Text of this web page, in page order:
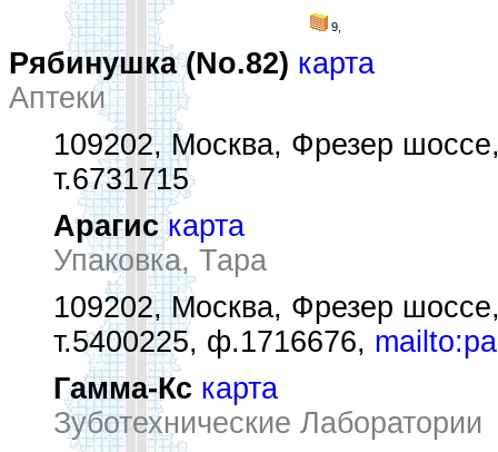
9,
Рябинушка (No.82) карта
Аптеки
109202, Москва, Фрезер
т.6731715
Арагис карта
Упаковка, Тара
109202, Москва, Фрезер
т.5400225, ф.1716676,
Гамма-Кс карта
Зуботехнические Лаборатории